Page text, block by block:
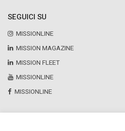
SEGUICI SU
MISSIONLINE
MISSION MAGAZINE
MISSION FLEET
MISSIONLINE
MISSIONLINE